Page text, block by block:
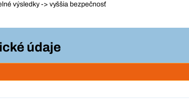
výsledky -> vyššia bezpečnosť
údaje